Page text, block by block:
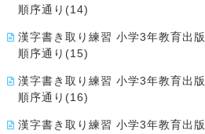
順序通り(14)
漢字書き取り練習 小学3年教育出版
順序通り(15)
漢字書き取り練習 小学3年教育出版
順序通り(16)
漢字書き取り練習 小学3年教育出版